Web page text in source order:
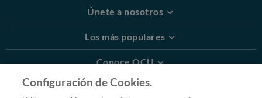
Únete a nosotros
Los más populares
Conoce OCU
Más Información
Configuración de Cookies.